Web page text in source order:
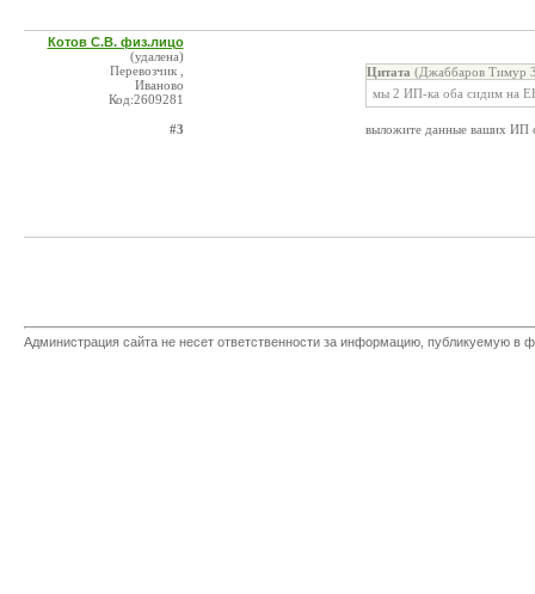
Котов С.В. физ.лицо
(удалена)
Перевозчик ,
Иваново
Код:2609281
#3
Цитата (Джаббаров Тимур
мы 2 ИП-ка оба сидим на
выложите данные ваших ИП
Администрация сайта не несет ответственности за информацию, публикуемую